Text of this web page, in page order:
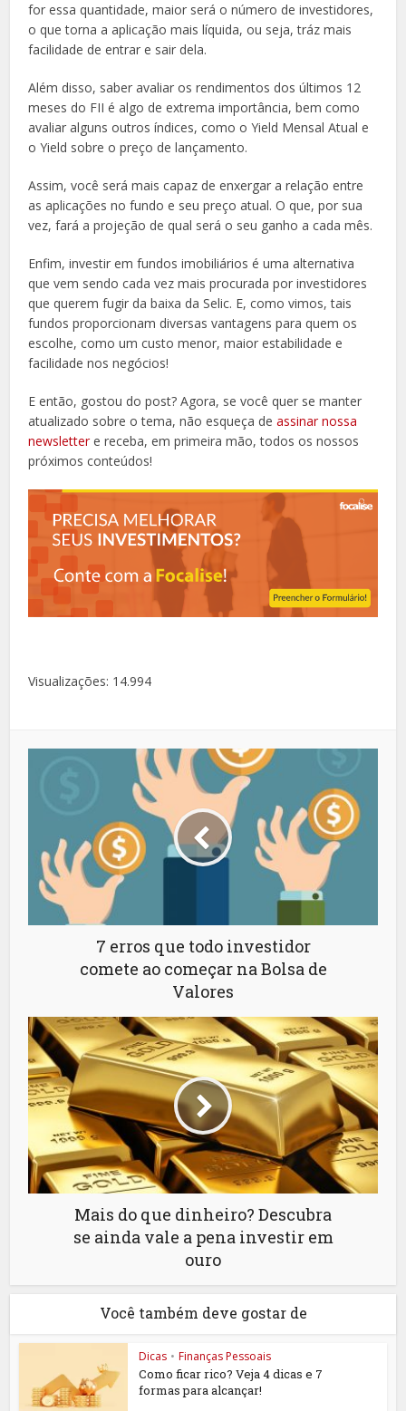
for essa quantidade, maior será o número de investidores,
o que torna a aplicação mais líquida, ou seja, tráz mais
facilidade de entrar e sair dela.
Além disso, saber avaliar os rendimentos dos últimos 12
meses do FII é algo de extrema importância, bem como
avaliar alguns outros índices, como o Yield Mensal Atual e
o Yield sobre o preço de lançamento.
Assim, você será mais capaz de enxergar a relação entre
as aplicações no fundo e seu preço atual. O que, por sua
vez, fará a projeção de qual será o seu ganho a cada mês.
Enfim, investir em fundos imobiliários é uma alternativa
que vem sendo cada vez mais procurada por investidores
que querem fugir da baixa da Selic. E, como vimos, tais
fundos proporcionam diversas vantagens para quem os
escolhe, como um custo menor, maior estabilidade e
facilidade nos negócios!
E então, gostou do post? Agora, se você quer se manter
atualizado sobre o tema, não esqueça deassinar nossa
newslettere receba, em primeira mão, todos os nossos
próximos conteúdos!
Visualizações: 14.994
7 erros que todo investidor
comete ao começar na Bolsa de
Valores
Mais do que dinheiro? Descubra
se ainda vale a pena investir em
ouro
Você também deve gostar de
Dicas • Finanças Pessoais
Como ficar rico? Veja 4 dicas e 7
formas para alcançar!